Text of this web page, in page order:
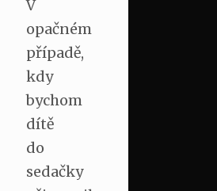
V
opačném
případě,
kdy
bychom
dítě
do
sedačky